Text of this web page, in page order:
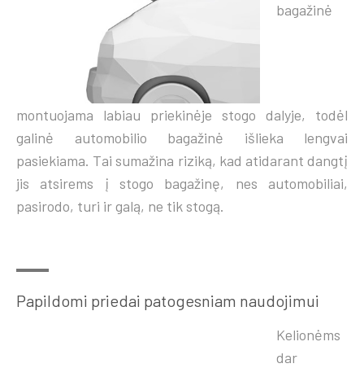
bagažinė
montuojama labiau priekinėje stogo dalyje, todėl
galinė automobilio bagažinė išlieka lengvai
pasiekiama. Tai sumažina riziką, kad atidarant dangtį
jis atsirems į stogo bagažinę, nes automobiliai,
pasirodo, turi ir galą, ne tik stogą.
Papildomi priedai patogesniam naudojimui
Kelionėms
dar